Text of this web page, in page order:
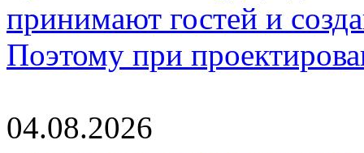
принимают гостей и
Поэтому при
04.08.2026